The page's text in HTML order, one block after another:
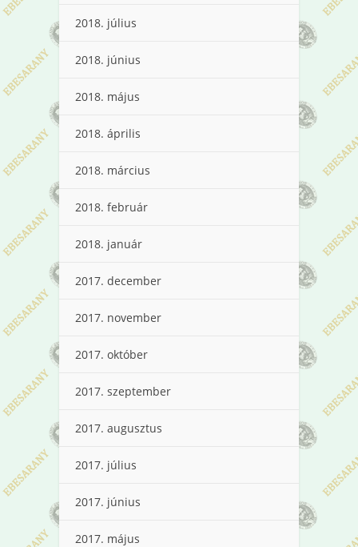
2018. július
2018. június
2018. május
2018. április
2018. március
2018. február
2018. január
2017. december
2017. november
2017. október
2017. szeptember
2017. augusztus
2017. július
2017. június
2017. május